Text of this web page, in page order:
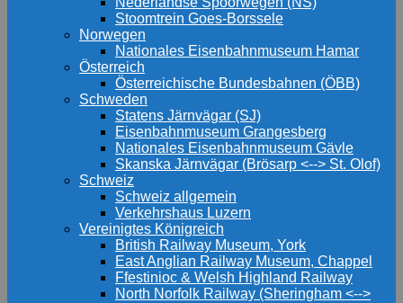
Stoomtrein Goes-Borssele
Norwegen
Nationales Eisenbahnmuseum Hamar
Österreich
Österreichische Bundesbahnen (ÖBB)
Schweden
Statens Järnvägar (SJ)
Eisenbahnmuseum Grangesberg
Nationales Eisenbahnmuseum Gävle
Skanska Järnvägar (Brösarp <--> St. Olof)
Schweiz
Schweiz allgemein
Verkehrshaus Luzern
Vereinigtes Königreich
British Railway Museum, York
East Anglian Railway Museum, Chappel
Ffestinioc & Welsh Highland Railway
North Norfolk Railway (Sheringham <-->